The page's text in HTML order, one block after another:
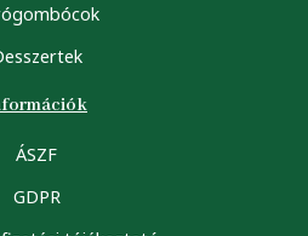
ÁSZF
GDPR